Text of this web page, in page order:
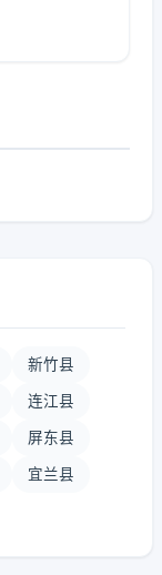
新竹县
连江县
屏东县
宜兰县